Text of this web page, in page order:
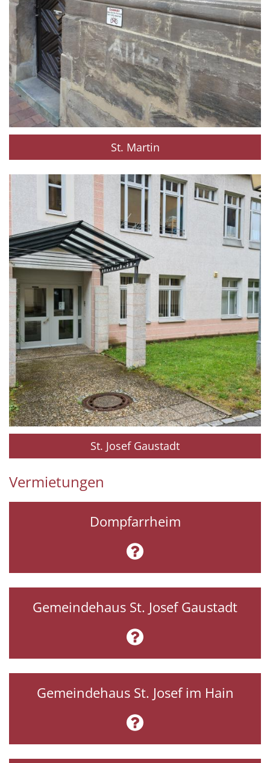
St. Martin
St. Josef Gaustadt
Vermietungen
Dompfarrheim
Gemeindehaus St. Josef Gaustadt
Gemeindehaus St. Josef im Hain